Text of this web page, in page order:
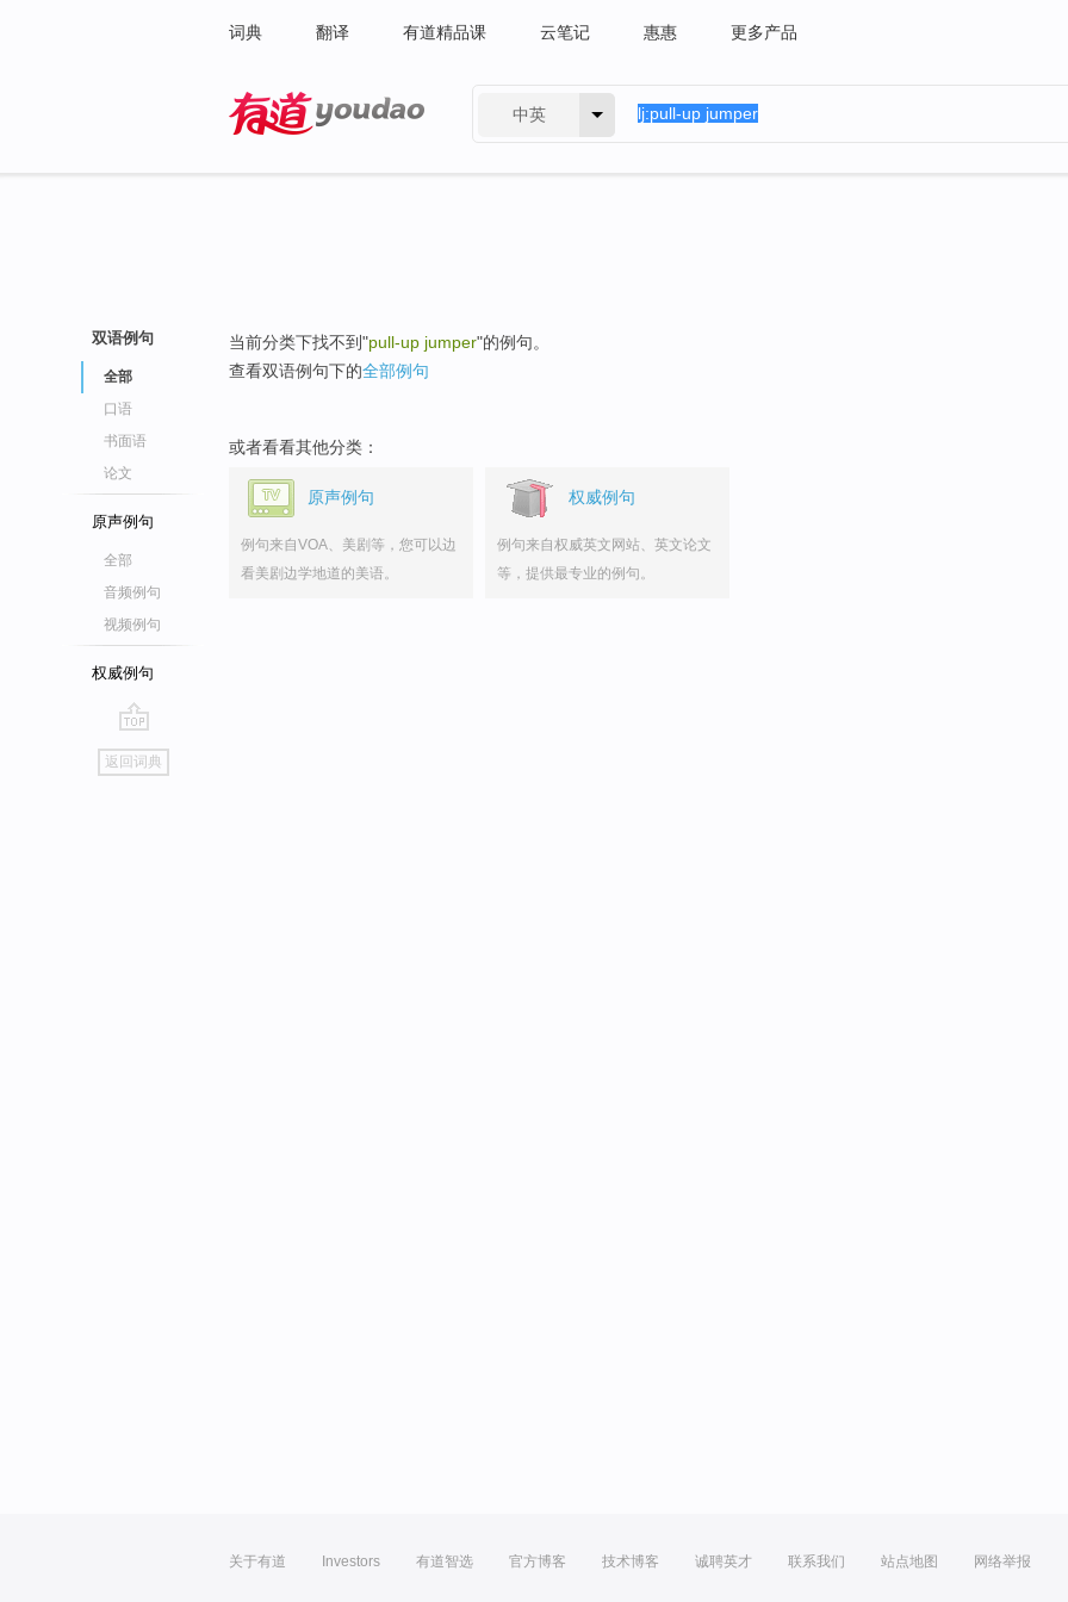
词典 翻译 有道精品课 云笔记 惠惠 更多产品
中英
双语例句
全部
口语
书面语
论文
原声例句
全部
音频例句
视频例句
权威例句
go
top
返回词典
当前分类下找不到"pull-up jumper"的例句。
查看双语例句下的全部例句
或者看看其他分类：
原声例句
例句来自VOA、美剧等，您可以边
看美剧边学地道的美语。
权威例句
例句来自权威英文网站、英文论文
等，提供最专业的例句。
关于有道 Investors 有道智选 官方博客 技术博客 诚聘英才 联系我们 站点地图 网络举报